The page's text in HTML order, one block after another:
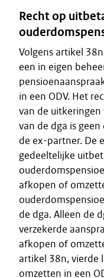
Recht op
Volgens artikel
een in eigen
in een ODV. Het
van de
van de dga is
de ex-partner. De
gedeeltelijke
afkopen of
de dga. Alleen de
verzekerde
afkopen of
artikel 38n, vierde
omzetten in een